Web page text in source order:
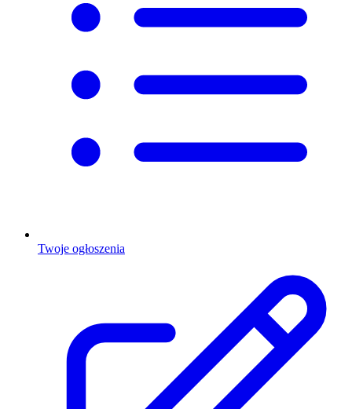
Twoje ogłoszenia